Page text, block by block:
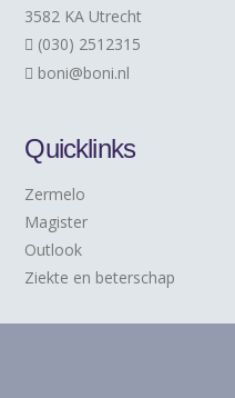
3582 KA Utrecht
(030) 2512315
boni@boni.nl
Quicklinks
Zermelo
Magister
Outlook
Ziekte en beterschap